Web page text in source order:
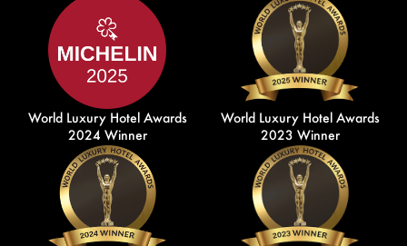
World Luxury Hotel Awards
2024 Winner
World Luxury Hotel Awards
2023 Winner